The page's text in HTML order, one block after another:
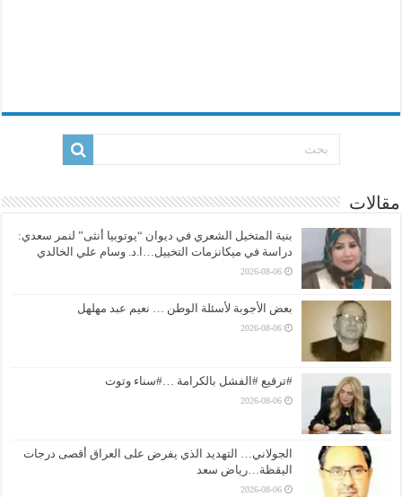
مقالات
بنية المتخيل الشعري في ديوان “يوتوبيا أنثى” لنمر سعدي:
دراسة في ميكانزمات التخييل…ا.د. وسام علي الخالدي
2026-08-06
بعض الأجوبة لأسئلة الوطن … نعيم عبد مهلهل
2026-08-06
#ترقيع #الفشل بالكرامة …#سناء وتوت
2026-08-06
الجولاني… التهديد الذي يفرض على العراق أقصى درجات
اليقظة…رياض سعد
2026-08-06